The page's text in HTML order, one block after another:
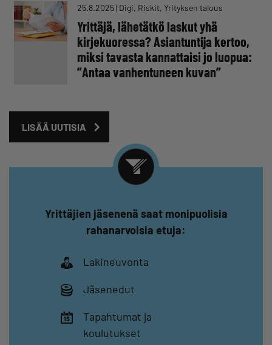
25.8.2025 | Digi, Riskit, Yrityksen talous
Yrittäjä, lähetätkö laskut yhä
kirjekuoressa? Asiantuntija kertoo,
miksi tavasta kannattaisi jo luopua:
”Antaa vanhentuneen kuvan”
LISÄÄ UUTISIA
Yrittäjien jäsenenä saat monipuolisia
rahanarvoisia etuja:
Lakineuvonta
Jäsenedut
Tapahtumat ja
koulutukset